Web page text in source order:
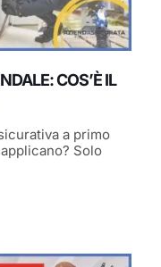
COS’È IL
a primo
Solo